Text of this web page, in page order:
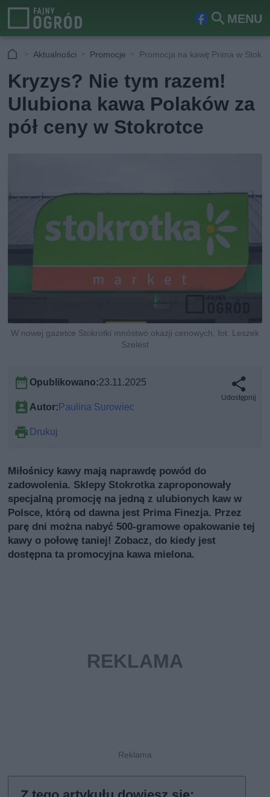
MENU
Fa
ook
Szu
kaj
Aktualności Promocje Promocja na kawę Prima w
Kryzys? Nie tym razem!
Ulubiona kawa Polaków za
pół ceny w Stokrotce
W nowej gazetce Stokrotki mnóstwo okazji cenowych, fot. Leszek
Szelest
Opublikowano:23.11.2025
Autor:Paulina Surowiec
Drukuj
Udostępnij
Miłośnicy kawy mają naprawdę powód do
zadowolenia. Sklepy Stokrotka zaproponowały
specjalną promocję na jedną z ulubionych kaw w
Polsce, którą od dawna jest Prima Finezja. Przez
parę dni można nabyć 500-gramowe opakowanie tej
kawy o połowę taniej! Zobacz, do kiedy jest
dostępna ta promocyjna kawa mielona.